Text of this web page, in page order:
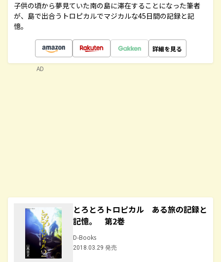
子供の頃から夢見ていた南の島に滞在することになった筆者
が、島で出合うトロピカルでマジカルな45日間の記録と記
憶。
詳細を見る
とろとろトロピカル ある旅の記録と
記憶。 第2巻
D-Books
2018.03.29 発売
AD